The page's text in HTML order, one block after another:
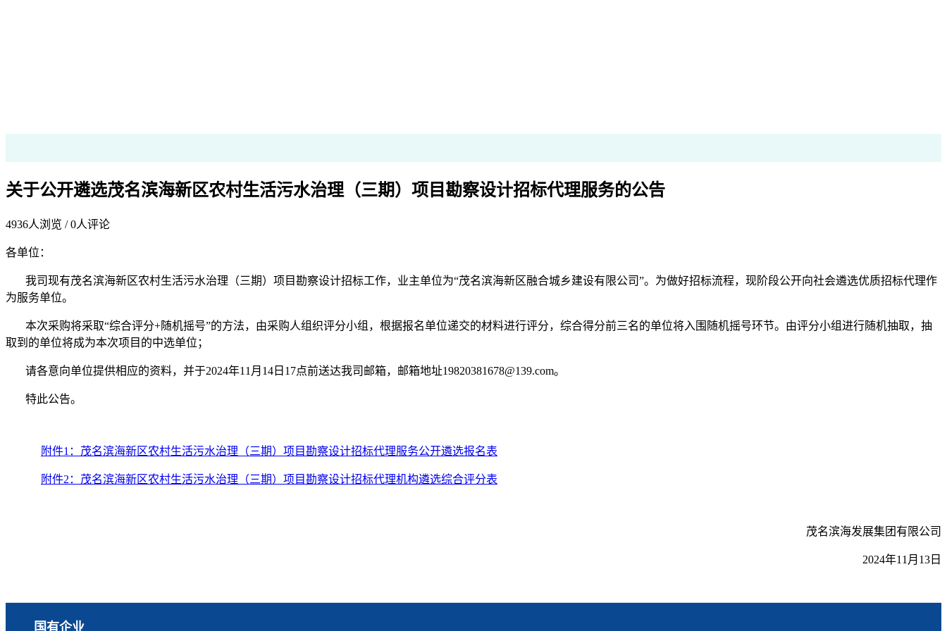
关于公开遴选茂名滨海新区农村生活污水治理（三期）项目勘察设计招标代理服务的公告
4936人浏览 /0人评论
各单位：
我司现有茂名滨海新区农村生活污水治理（三期）项目勘察设计招标工作， 业主单位为“茂名滨海新区融合城乡建设有限公司”。为做好招标流程，现阶段公开向社会遴选优质招标代理作
为服务单位。
本次采购将采取“综合评分+随机摇号”的方法， 由采购人组织评分小组，根据报名单位递交的材料进行评分，综合得分前三名的单位将入围随机摇号环节。由评分小组进行随机抽取，抽
取到的单位将成为本次项目的中选单位；
请各意向单位提供相应的资料，并于2024年11 月 14 日 1 7点前送达我司 邮箱，邮箱地址19820381678@139.com。
特此公告。
附件1：茂名滨海新区农村生活污水治理（三期）项目勘察设计招标代理服务公开遴选报名表
附件2：茂名滨海新区农村生活污水治理（三期）项目勘察设计招标代理机构遴选综合评分表
茂名滨海发展集团有限公司
2024年11 月 13 日
国有企业